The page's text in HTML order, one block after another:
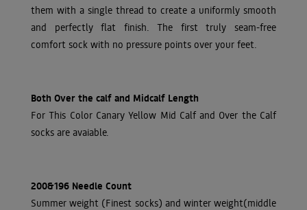
them with a single thread to create a uniformly smooth
and perfectly flat finish. The first truly seam-free
comfort sock with no pressure points over your feet.
Both Over the calf and Midcalf Length
For This Color Canary Yellow Mid Calf and Over the Calf
socks are avaiable.
200&196 Needle Count
Summer weight (Finest socks) and winter weight(middle